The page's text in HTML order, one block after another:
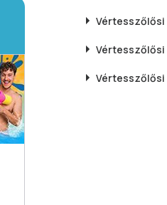
Vértesszőlősi
Vértesszőlősi
Vértesszőlősi